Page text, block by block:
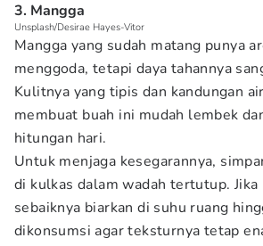
3. Mangga
Unsplash/Desirae Hayes-Vitor
Mangga yang sudah matang punya
menggoda, tetapi daya tahannya
Kulitnya yang tipis dan kandungan
membuat buah ini mudah lembek
hitungan hari.
Untuk menjaga kesegarannya,
di kulkas dalam wadah tertutup.
sebaiknya biarkan di suhu ruang
dikonsumsi agar teksturnya tetap